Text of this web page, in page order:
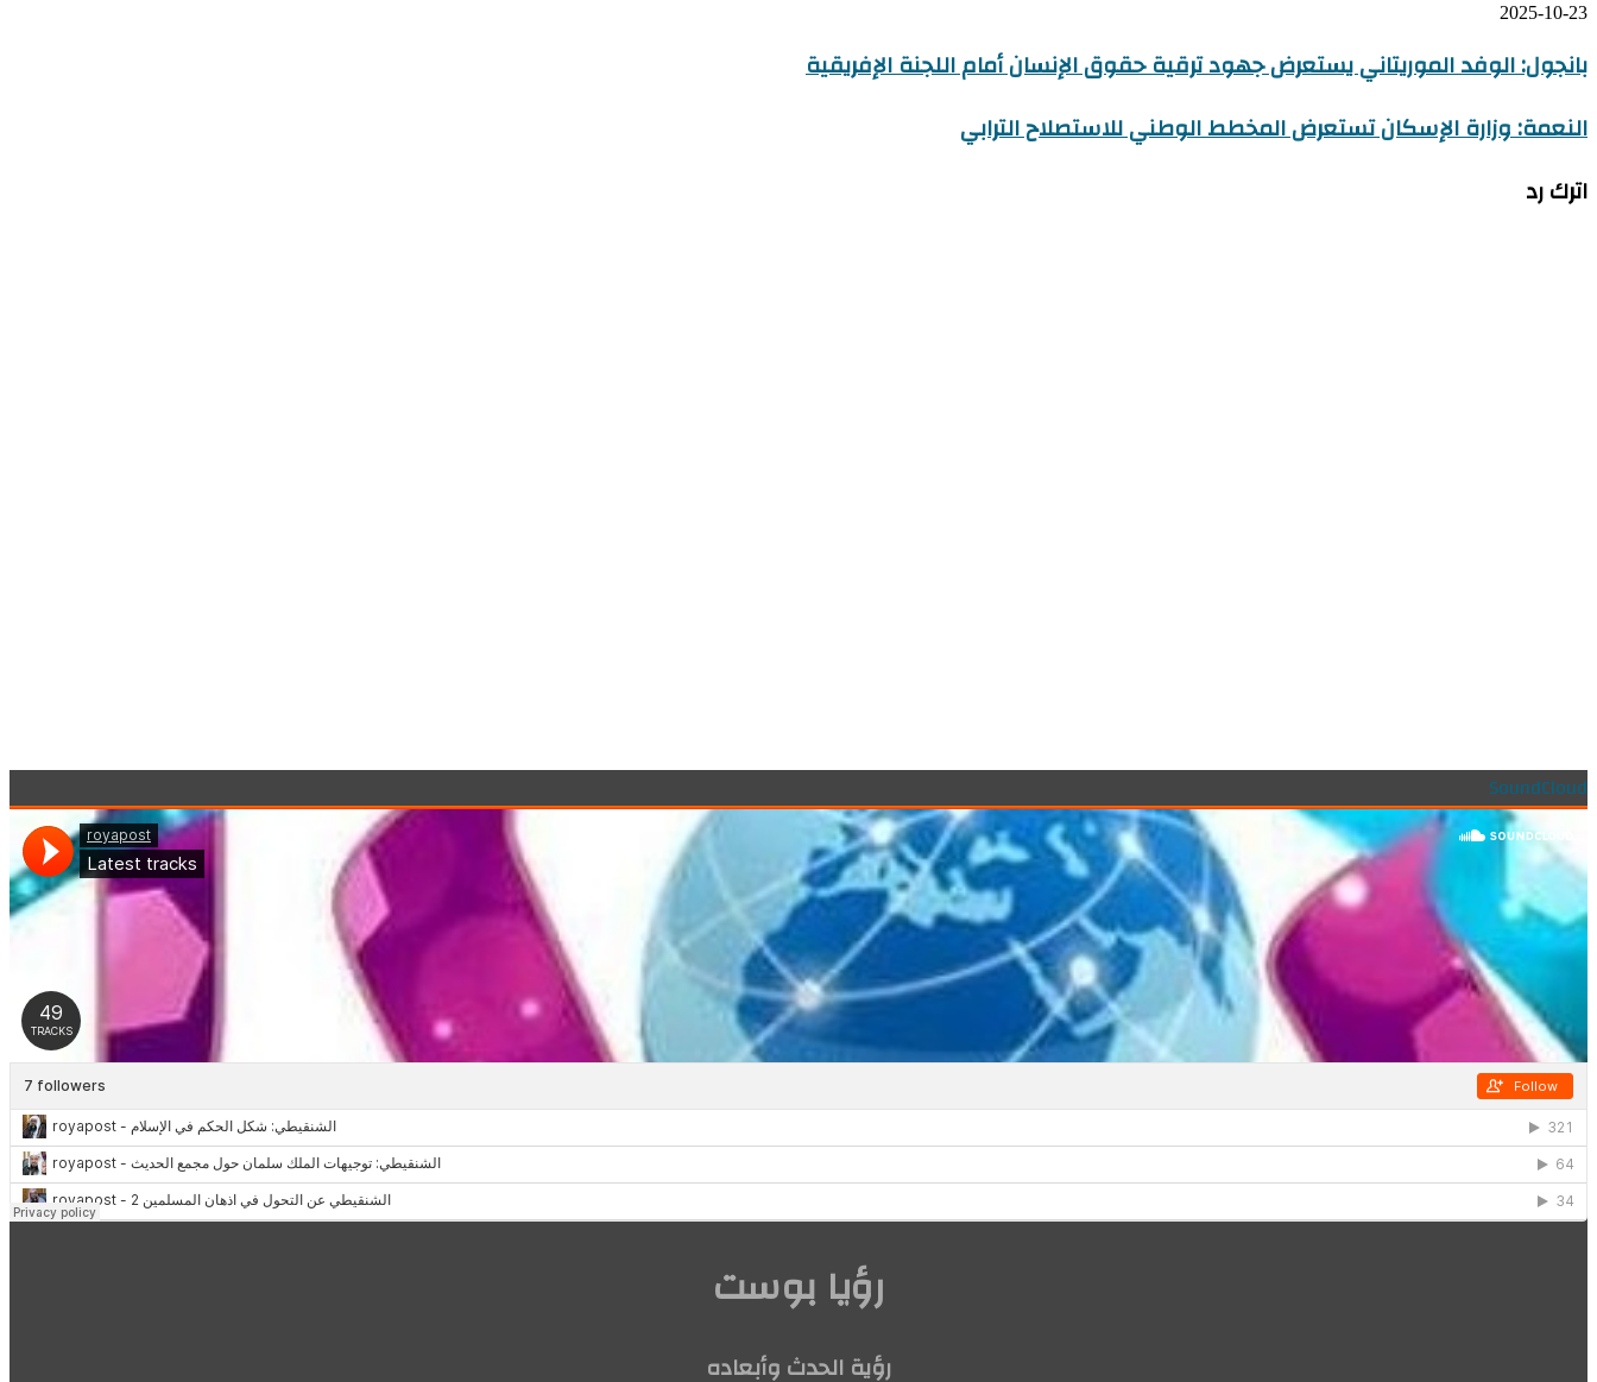
2025-10-23
بانجول: الوفد الموريتاني يستعرض جهود ترقية حقوق الإنسان أمام اللجنة الإفريقية
النعمة: وزارة الإسكان تستعرض المخطط الوطني للاستصلاح الترابي
اترك رد
SoundCloud
رؤيا بوست
رؤية الحدث وأبعاده